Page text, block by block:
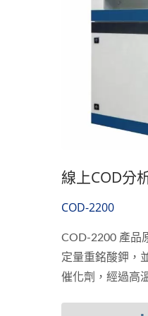
線上COD分
COD-2200
COD-2200 產品
定量重銘酸鉀，
催化劑，經過高